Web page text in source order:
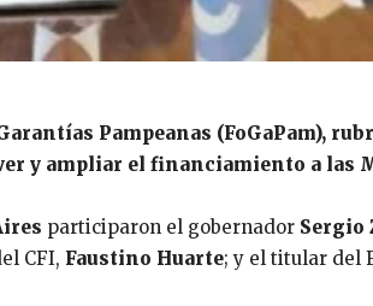
Pampeanas (FoGaPam),
y ampliar el financiamiento a las
participaron el gobernador Sergio
CFI, Faustino Huarte; y el titular del